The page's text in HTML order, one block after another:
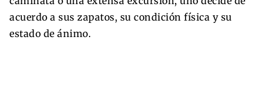
acuerdo a sus zapatos, su condición física y su
estado de ánimo.